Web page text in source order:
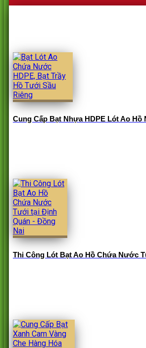
Cung Cấp Bạt Nhựa HDPE Lót Ao
Thi Công Lót Bạt Ao Hồ Chứa Nước